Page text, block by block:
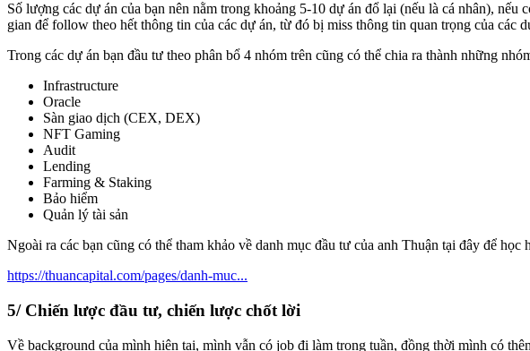
Số lượng các dự án của bạn nên nằm trong khoảng 5-10 dự án đổ lại (nếu là cá nhân),
gian để follow theo hết thông tin của các dự án, từ đó bị miss thông tin quan trọng của
Trong các dự án bạn đầu tư theo phân bổ 4 nhóm trên cũng có thể chia ra thành những
Infrastructure
Oracle
Sàn giao dịch (CEX, DEX)
NFT Gaming
Audit
Lending
Farming & Staking
Bảo hiểm
Quản lý tài sản
Ngoài ra các bạn cũng có thể tham khảo về danh mục đầu tư của anh Thuận tại đây để học
https://thuancapital.com/pages/danh-muc...
5/ Chiến lược đầu tư, chiến lược chốt lời
Về background của mình hiện tại, mình vẫn có job đi làm trong tuần, đồng thời mình có